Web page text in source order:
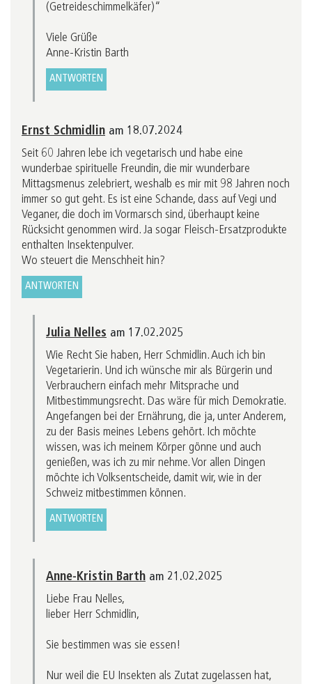
(Getreideschimmelkäfer)“
Viele Grüße
Anne-Kristin Barth
ANTWORTEN
Ernst Schmidlin am 18.07.2024
Seit 60 Jahren lebe ich vegetarisch und habe eine
wunderbae spirituelle Freundin, die mir wunderbare
Mittagsmenus zelebriert, weshalb es mir mit 98 Jahren noch
immer so gut geht. Es ist eine Schande, dass auf Vegi und
Veganer, die doch im Vormarsch sind, überhaupt keine
Rücksicht genommen wird. Ja sogar Fleisch-Ersatzprodukte
enthalten Insektenpulver.
Wo steuert die Menschheit hin?
ANTWORTEN
Julia Nelles am 17.02.2025
Wie Recht Sie haben, Herr Schmidlin. Auch ich bin
Vegetarierin. Und ich wünsche mir als Bürgerin und
Verbrauchern einfach mehr Mitsprache und
Mitbestimmungsrecht. Das wäre für mich Demokratie.
Angefangen bei der Ernährung, die ja, unter Anderem,
zu der Basis meines Lebens gehört. Ich möchte
wissen, was ich meinem Körper gönne und auch
genießen, was ich zu mir nehme. Vor allen Dingen
möchte ich Volksentscheide, damit wir, wie in der
Schweiz mitbestimmen können.
ANTWORTEN
Anne-Kristin Barth am 21.02.2025
Liebe Frau Nelles,
lieber Herr Schmidlin,
Sie bestimmen was sie essen!
Nur weil die EU Insekten als Zutat zugelassen hat,